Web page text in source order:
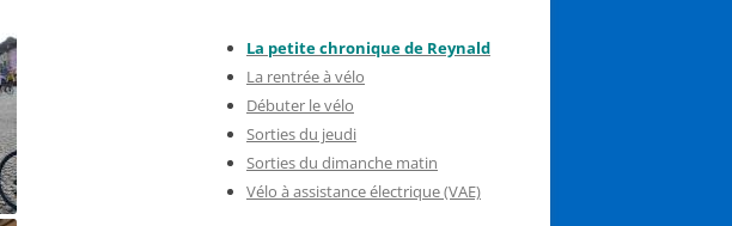
La petite chronique de Reynald
La rentrée à vélo
Débuter le vélo
Sorties du jeudi
Sorties du dimanche matin
Vélo à assistance électrique (VAE)